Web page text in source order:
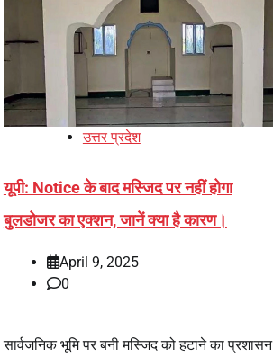
उत्तर प्रदेश
यूपी: Notice के बाद मस्जिद पर नहीं होगा
बुलडोजर का एक्शन, जानें क्या है कारण।
April 9, 2025
0
सार्वजनिक भूमि पर बनी मस्जिद को हटाने का प्रशासन